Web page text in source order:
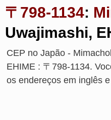
〒798-1134:
Uwajimashi,
CEP no Japão -
EHIME : 〒798-1134.
os endereços em inglês